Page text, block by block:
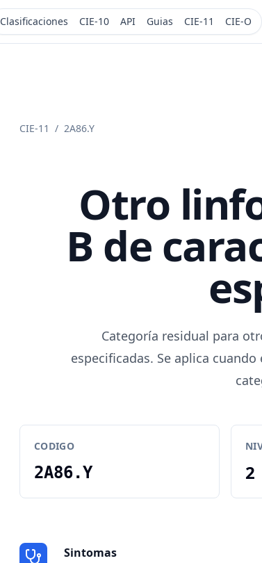
Clasificaciones CIE-10 API Guias CIE-11 CIE-O
CIE-11 / 2A86.Y
Otro
B de
Categoría residual para
especificadas. Se aplica
CODIGO
2A86.Y 2
Sintomas